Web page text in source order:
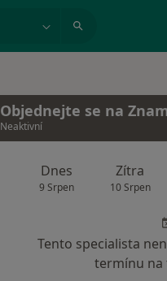
Objednejte se na
Neaktivní
Dnes
9 Srpen
Zítra
10 Srpen
Tento specialista
termínu na